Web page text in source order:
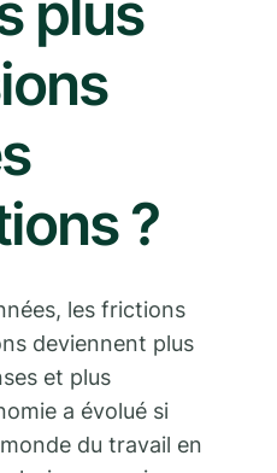
?
les frictions
deviennent plus
et plus
a évolué si
du travail en